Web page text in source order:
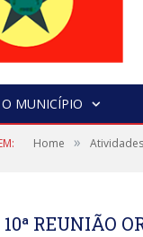
O MUNICÍPIO
Home »
REUNIÃO